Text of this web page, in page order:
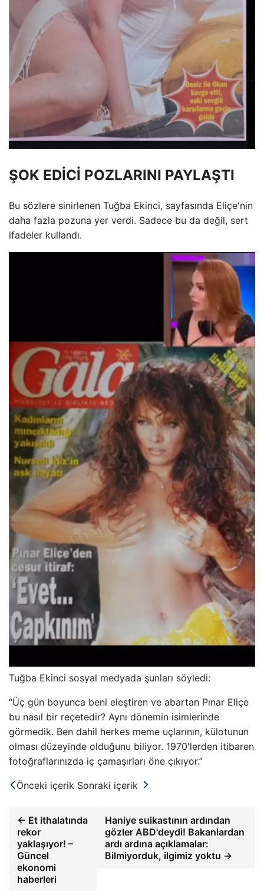
ŞOK EDİCİ POZLARINI PAYLAŞTI
Bu sözlere sinirlenen Tuğba Ekinci, sayfasında Eliçe'nin
daha fazla pozuna yer verdi. Sadece bu da değil, sert
ifadeler kullandı.
Tuğba Ekinci sosyal medyada şunları söyledi:
“Üç gün boyunca beni eleştiren ve abartan Pınar Eliçe
bu nasıl bir reçetedir? Aynı dönemin isimlerinde
görmedik. Ben dahil herkes meme uçlarının, külotunun
olması düzeyinde olduğunu biliyor. 1970'lerden itibaren
fotoğraflarınızda iç çamaşırları öne çıkıyor.”
Önceki içerik Sonraki içerik
← Et ithalatında
rekor
yaklaşıyor! –
Güncel
ekonomi
haberleri
Haniye suikastının ardından
gözler ABD'deydi! Bakanlardan
ardı ardına açıklamalar:
Bilmiyorduk, ilgimiz yoktu →